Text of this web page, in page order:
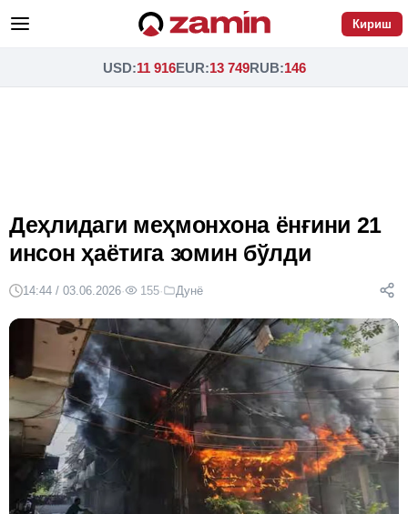
Кириш
USD:11 916EUR:13 749RUB:146
Деҳлидаги меҳмонхона ёнғини 21
инсон ҳаётига зомин бўлди
14:44 / 03.06.2026· 155· Дунё